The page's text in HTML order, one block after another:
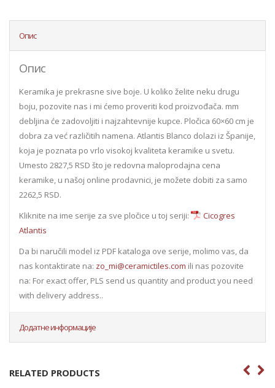
Опис
Опис
Keramika je prekrasne sive boje. U koliko želite neku drugu
boju, pozovite nas i mi ćemo proveriti kod proizvođača. mm
debljina će zadovoljiti i najzahtevnije kupce. Pločica 60×60 cm je
dobra za već različitih namena. Atlantis Blanco dolazi iz Španije,
koja je poznata po vrlo visokoj kvaliteta keramike u svetu.
Umesto 2827,5 RSD što je redovna maloprodajna cena
keramike, u našoj online prodavnici, je možete dobiti za samo
2262,5 RSD.
Kliknite na ime serije za sve pločice u toj seriji:
Cicogres
Atlantis
Da bi naručili model iz PDF kataloga ove serije, molimo vas, da
nas kontaktirate na: zo_mi@ceramictiles.com ili nas pozovite
na: For exact offer, PLS send us quantity and product you need
with delivery address..
Додатне информације
RELATED PRODUCTS